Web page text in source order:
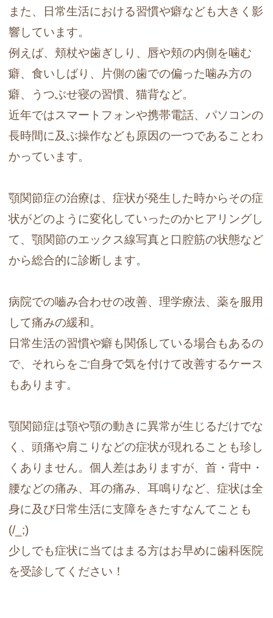
また、日常生活における習慣や癖なども大きく影
響しています。
例えば、頬杖や歯ぎしり、唇や頬の内側を噛む
癖、食いしばり、片側の歯での偏った噛み方の
癖、うつぶせ寝の習慣、猫背など。
近年ではスマートフォンや携帯電話、パソコンの
長時間に及ぶ操作なども原因の一つであることわ
かっています。
顎関節症の治療は、症状が発生した時からその症
状がどのように変化していったのかヒアリングし
て、顎関節のエックス線写真と口腔筋の状態など
から総合的に診断します。
病院での嚙み合わせの改善、理学療法、薬を服用
して痛みの緩和。
日常生活の習慣や癖も関係している場合もあるの
で、それらをご自身で気を付けて改善するケース
もあります。
顎関節症は顎や顎の動きに異常が生じるだけでな
く、頭痛や肩こりなどの症状が現れることも珍し
くありません。個人差はありますが、首・背中・
腰などの痛み、耳の痛み、耳鳴りなど、症状は全
身に及び日常生活に支障をきたすなんてことも
(/_;)
少しでも症状に当てはまる方はお早めに歯科医院
を受診してください！